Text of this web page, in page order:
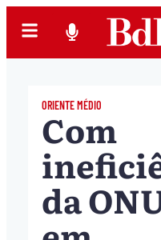
ORIENTE MÉDIO
Com
da